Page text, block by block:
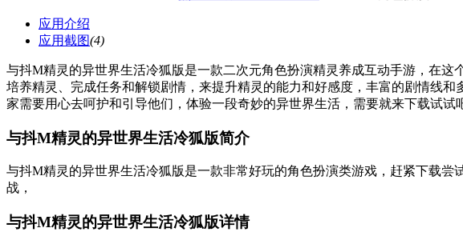
应用介绍
应用截图(4)
与抖M精灵的异世界生活冷狐版是一款二次元角色扮演精灵养成互动手游，在
培养精灵、完成任务和解锁剧情，来提升精灵的能力和好感度，丰富的剧情线
家需要用心去呵护和引导他们，体验一段奇妙的异世界生活，需要就来下载试试
与抖M精灵的异世界生活冷狐版简介
与抖M精灵的异世界生活冷狐版是一款非常好玩的角色扮演类游戏，赶紧下载
战，
与抖M精灵的异世界生活冷狐版详情